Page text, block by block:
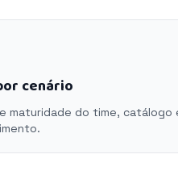
cenário
maturidade do time, catálogo